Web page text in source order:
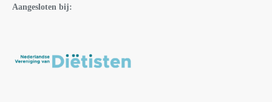
Aangesloten bij: